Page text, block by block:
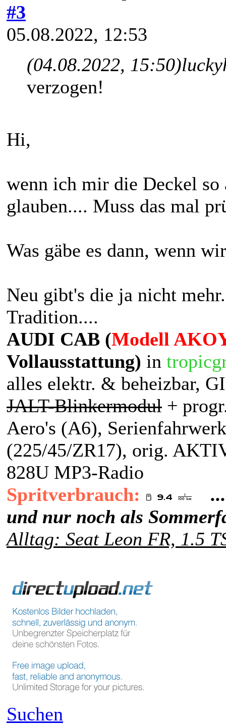
#3
05.08.2022, 12:53
(04.08.2022, 15:50)
verzogen!
Hi,
wenn ich mir die Deckel so
glauben.... Muss das mal
Was gäbe es dann, wenn
Neu gibt's die ja nicht
Tradition....
AUDI CAB (Modell
Vollausstattung) in
alles elektr. & beheizbar,
JALT-Blinkermodul +
Aero's (A6),
(225/45/ZR17), orig.
828U MP3-Radio
Spritverbrauch:
und nur noch als
Alltag: Seat Leon FR, 1.5
Suchen